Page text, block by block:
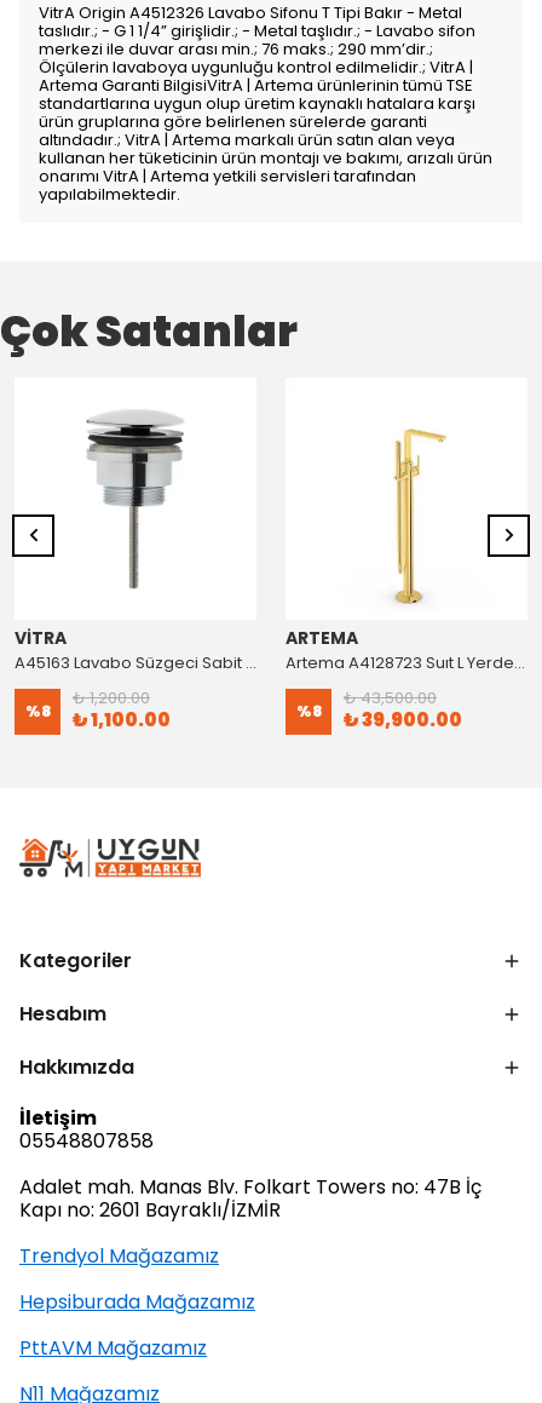
VitrA Origin A4512326 Lavabo Sifonu T Tipi Bakır - Metal
taslıdır.; - G 1 1/4” girişlidir.; - Metal taşlıdır.; - Lavabo sifon
merkezi ile duvar arası min.; 76 maks.; 290 mm’dir.;
Ölçülerin lavaboya uygunluğu kontrol edilmelidir.; VitrA |
Artema Garanti BilgisiVitrA | Artema ürünlerinin tümü TSE
standartlarına uygun olup üretim kaynaklı hatalara karşı
ürün gruplarına göre belirlenen sürelerde garanti
altındadır.; VitrA | Artema markalı ürün satın alan veya
kullanan her tüketicinin ürün montajı ve bakımı, arızalı ürün
onarımı VitrA | Artema yetkili servisleri tarafından
yapılabilmektedir.
Çok Satanlar
VİTRA
A45163 Lavabo Süzgeci Sabit Krom
%8
₺ 1,200.00
₺ 1,100.00
ARTEMA
Artema A4128723 Suıt L Yerden Küvet Bataryası Altın
%8
₺ 43,500.00
₺ 39,900.00
Kategoriler
Hesabım
Hakkımızda
İletişim
05548807858
Adalet mah. Manas Blv. Folkart Towers no: 47B İç
Kapı no: 2601 Bayraklı/İZMİR
Trendyol Mağazamız
Hepsiburada Mağazamız
PttAVM Mağazamız
N11 Mağazamız